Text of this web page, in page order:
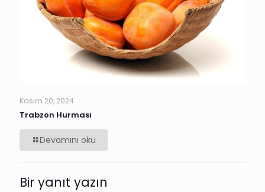
Kasım 20, 2024
Trabzon Hurması
Devamını oku
Bir yanıt yazın